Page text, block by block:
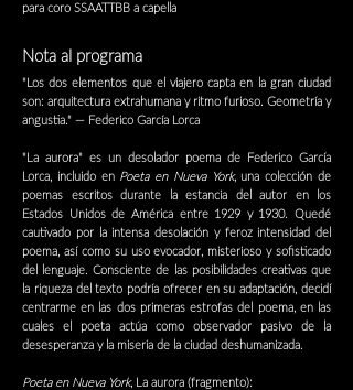
para coro SSAATTBB a capella
Nota al programa
"Los dos elementos que el viajero capta en la gran ciudad
son: arquitectura extrahumana y ritmo furioso. Geometría y
angustia." — Federico García Lorca
"La aurora" es un desolador poema de Federico García
Lorca, incluido en Poeta en Nueva York, una colección de
poemas escritos durante la estancia del autor en los
Estados Unidos de América entre 1929 y 1930. Quedé
cautivado por la intensa desolación y feroz intensidad del
poema, así como su uso evocador, misterioso y sofisticado
del lenguaje. Consciente de las posibilidades creativas que
la riqueza del texto podría ofrecer en su adaptación, decidí
centrarme en las dos primeras estrofas del poema, en las
cuales el poeta actúa como observador pasivo de la
desesperanza y la miseria de la ciudad deshumanizada.
Poeta en Nueva York, La aurora (fragmento)​: